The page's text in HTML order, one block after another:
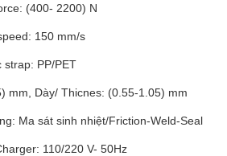
(400- 2200) N
150 mm/s
strap: PP/PET
mm, Dày/ Thicnes: (0.55-1.05) mm
Ma sát sinh nhiệt/Friction-Weld-Seal
110/220 V- 50Hz